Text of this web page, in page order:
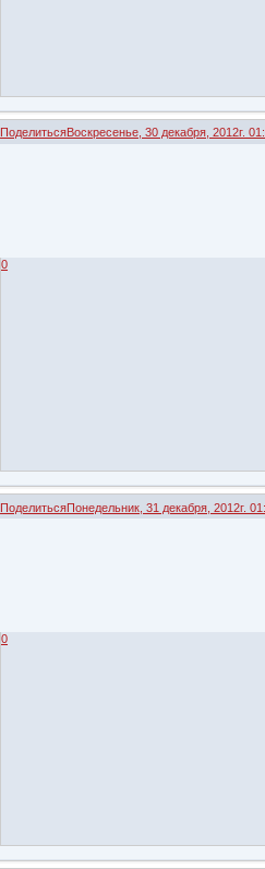
ПоделитьсяВоскресенье, 30 декабря, 2012г.
0
ПоделитьсяПонедельник, 31 декабря, 2012г.
0